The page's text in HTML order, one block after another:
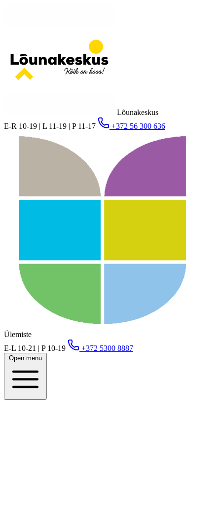
Lõunakeskus
E-R 10-19 | L 11-19 | P 11-17
+372 56 300 636
Ülemiste
E-L 10-21 | P 10-19
+372 5300 8887
Open menu